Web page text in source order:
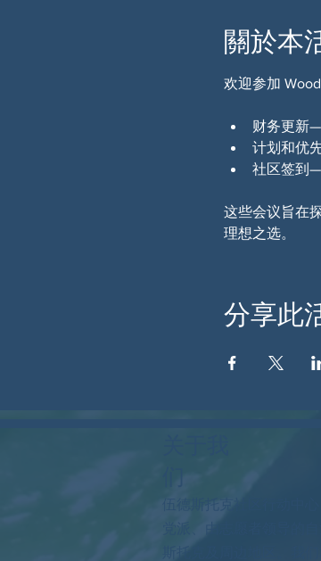
關於本
欢迎参加
财务更新
计划和优
社区签到
这些会议旨在
理想之选。
分享此